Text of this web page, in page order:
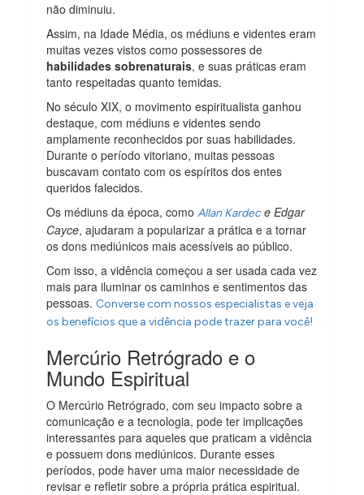
não diminuiu.
Assim, na Idade Média, os médiuns e videntes eram
muitas vezes vistos como possessores de
habilidades sobrenaturais, e suas práticas eram
tanto respeitadas quanto temidas.
No século XIX, o movimento espiritualista ganhou
destaque, com médiuns e videntes sendo
amplamente reconhecidos por suas habilidades.
Durante o período vitoriano, muitas pessoas
buscavam contato com os espíritos dos entes
queridos falecidos.
Os médiuns da época, como Allan Kardece Edgar
Cayce, ajudaram a popularizar a prática e a tornar
os dons mediúnicos mais acessíveis ao público.
Com isso, a vidência começou a ser usada cada vez
mais para iluminar os caminhos e sentimentos das
pessoas. Converse com nossos especialistas e veja
os benefícios que a vidência pode trazer para você!
Mercúrio Retrógrado e o
Mundo Espiritual
O Mercúrio Retrógrado, com seu impacto sobre a
comunicação e a tecnologia, pode ter implicações
interessantes para aqueles que praticam a vidência
e possuem dons mediúnicos. Durante esses
períodos, pode haver uma maior necessidade de
revisar e refletir sobre a própria prática espiritual.